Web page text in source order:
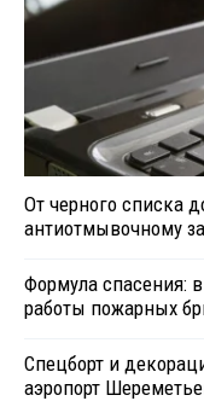
От черного списка
антиотмывочному
Формула спасения:
работы пожарных
Спецборт и
аэропорт